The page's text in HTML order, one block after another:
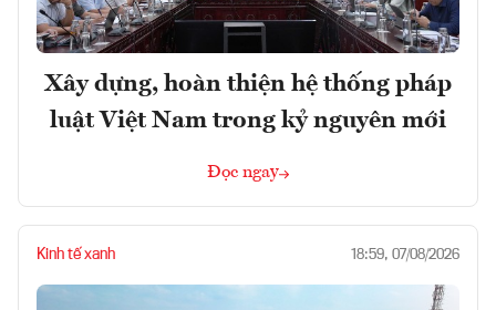
Xây dựng, hoàn thiện hệ thống pháp
luật Việt Nam trong kỷ nguyên mới
Đọc ngay
Kinh tế xanh 18:59, 07/08/2026